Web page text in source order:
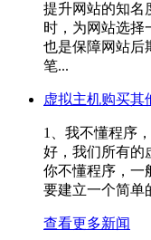
提升网站的知名
时，为网站选择
也是保障网站后
笔...
虚拟主机购买其
1、我不懂程序
好，我们所有的
你不懂程序，一
要建立一个简单
查看更多新闻